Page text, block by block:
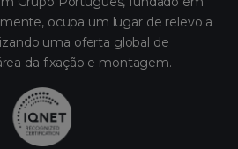
ocupa um lugar de relevo a
uma oferta global de
da fixação e montagem.